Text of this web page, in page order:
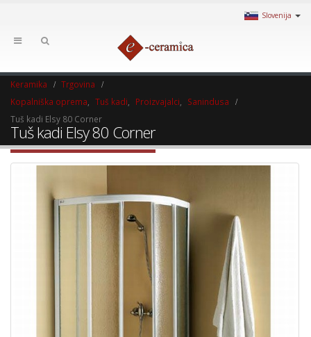
Slovenija
Keramika
Trgovina
Kopalniška oprema
Tuš kadi Proizvajalci
Sanindusa
Tuš kadi Elsy 80 Corner
Tuš kadi Elsy 80 Corner